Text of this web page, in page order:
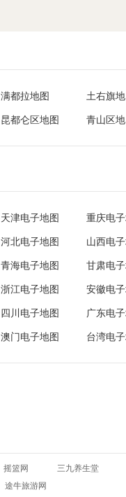
满都拉地图 土右旗
昆都仑区地图 青山区
天津电子地图 重庆电
河北电子地图 山西电
青海电子地图 甘肃电
浙江电子地图 安徽电
四川电子地图 广东电
澳门电子地图 台湾电
摇篮网
三九养生堂
途牛旅游网